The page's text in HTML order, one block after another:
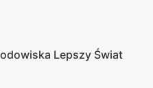
Lepszy Świat